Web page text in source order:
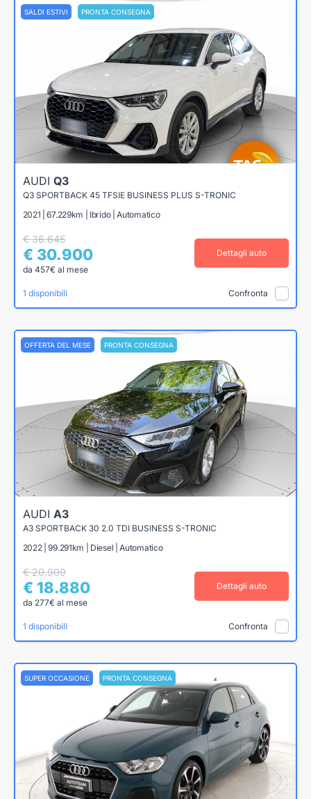
SALDI ESTIVI PRONTA CONSEGNA
AUDI Q3
Q3 SPORTBACK 45 TFSIE BUSINESS PLUS S-TRONIC
2021 | 67.229km | Ibrido | Automatico
€ 36.645
€ 30.900
da 457€ al mese
Dettagli auto
1 disponibili Confronta
OFFERTA DEL MESE PRONTA CONSEGNA
AUDI A3
A3 SPORTBACK 30 2.0 TDI BUSINESS S-TRONIC
2022 | 99.291km | Diesel | Automatico
€ 20.909
€ 18.880
da 277€ al mese
Dettagli auto
1 disponibili Confronta
SUPER OCCASIONE PRONTA CONSEGNA